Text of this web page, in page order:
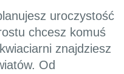
uroczystość
chcesz komuś
znajdziesz
Od